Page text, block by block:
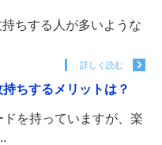
ちする人が多いような
詳しく読む
ちするメリットは？
を持っていますが、楽